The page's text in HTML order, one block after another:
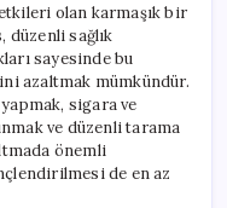
olan karmaşık bir
düzenli sağlık
sayesinde bu
azaltmak mümkündür.
sigara ve
ve düzenli tarama
önemli
de en az